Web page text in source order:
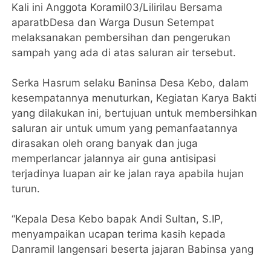
Kali ini Anggota Koramil03/Lilirilau Bersama
aparatbDesa dan Warga Dusun Setempat
melaksanakan pembersihan dan pengerukan
sampah yang ada di atas saluran air tersebut.
Serka Hasrum selaku Baninsa Desa Kebo, dalam
kesempatannya menuturkan, Kegiatan Karya Bakti
yang dilakukan ini, bertujuan untuk membersihkan
saluran air untuk umum yang pemanfaatannya
dirasakan oleh orang banyak dan juga
memperlancar jalannya air guna antisipasi
terjadinya luapan air ke jalan raya apabila hujan
turun.
“Kepala Desa Kebo bapak Andi Sultan, S.IP,
menyampaikan ucapan terima kasih kepada
Danramil langensari beserta jajaran Babinsa yang